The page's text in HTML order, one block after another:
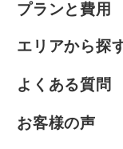
プランと費用
エリアから探
よくある質問
お客様の声